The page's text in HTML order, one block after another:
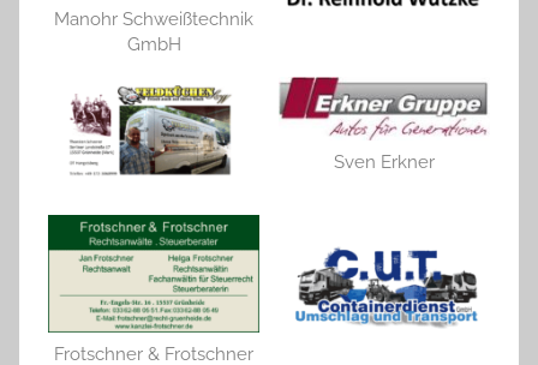
Manohr Schweißtechnik
GmbH
Sven Erkner
Frotschner & Frotschner